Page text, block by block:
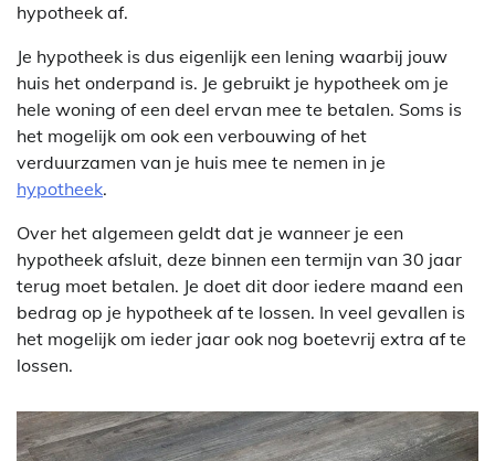
hypotheek af.
Je hypotheek is dus eigenlijk een lening waarbij jouw
huis het onderpand is. Je gebruikt je hypotheek om je
hele woning of een deel ervan mee te betalen. Soms is
het mogelijk om ook een verbouwing of het
verduurzamen van je huis mee te nemen in je
hypotheek.
Over het algemeen geldt dat je wanneer je een
hypotheek afsluit, deze binnen een termijn van 30 jaar
terug moet betalen. Je doet dit door iedere maand een
bedrag op je hypotheek af te lossen. In veel gevallen is
het mogelijk om ieder jaar ook nog boetevrij extra af te
lossen.